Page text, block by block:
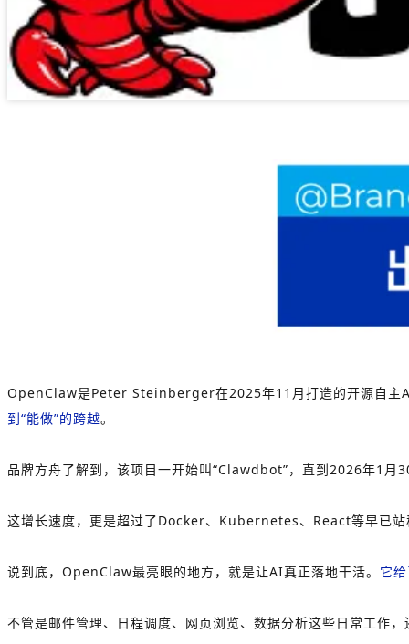
OpenClaw是Peter Steinberger在2025年11月打造的开源自主
到“能做”的跨越。
品牌方舟了解到，该项目一开始叫“Clawdbot”，直到2026年1月
这增长速度，更是超过了Docker、Kubernetes、React等早已
说到底，OpenClaw最亮眼的地方，就是让AI真正落地干活。 它
不管是邮件管理、日程调度、网页浏览、数据分析这些日常工作